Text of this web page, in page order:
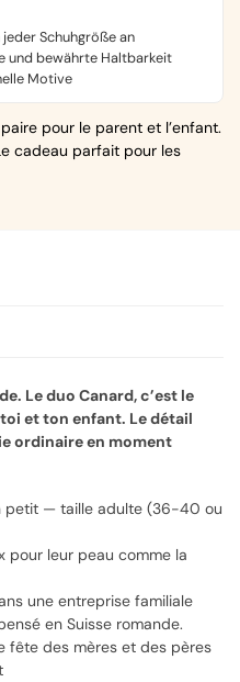
Schuhgröße an
und bewährte Haltbarkeit
Motive
pour le parent et l’enfant.
cadeau parfait pour les
Le duo Canard, c’est le
et ton enfant. Le détail
ordinaire en moment
petit — taille adulte (36-40 ou
pour leur peau comme la
une entreprise familiale
en Suisse romande.
fête des mères et des pères